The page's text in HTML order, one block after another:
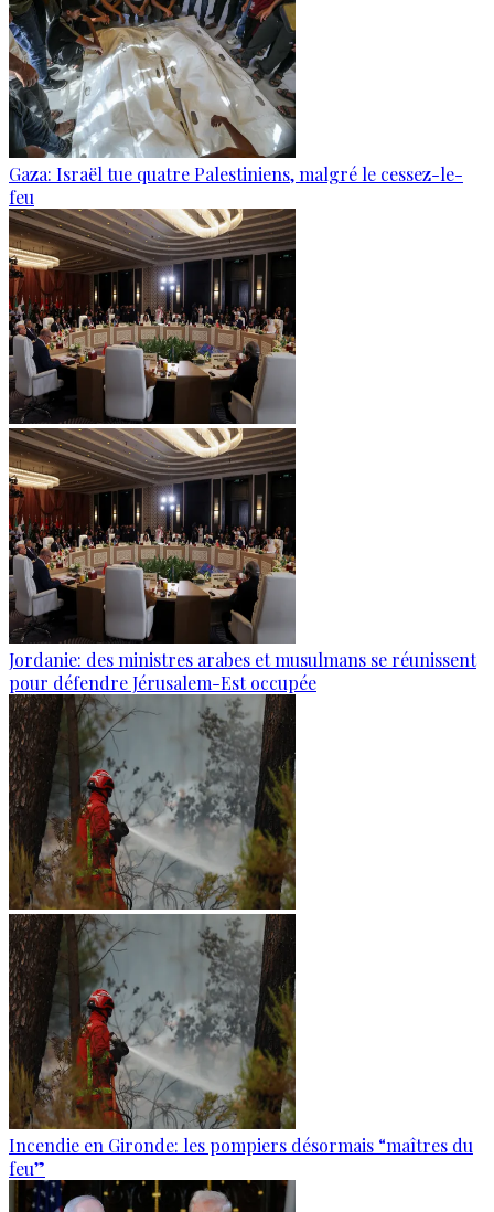
Gaza: Israël tue quatre Palestiniens, malgré le cessez-le-
feu
Jordanie: des ministres arabes et musulmans se réunissent
pour défendre Jérusalem-Est occupée
Incendie en Gironde: les pompiers désormais “maîtres du
feu”